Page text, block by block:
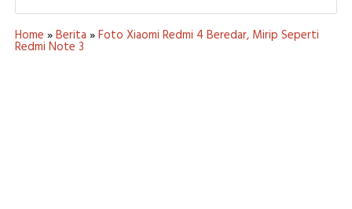
Home »Berita »Foto Xiaomi Redmi 4 Beredar, Mirip Seperti
Redmi Note 3